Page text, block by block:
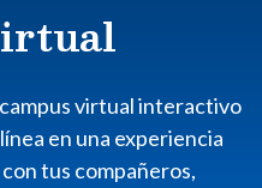
virtual interactivo
en una experiencia
tus compañeros,